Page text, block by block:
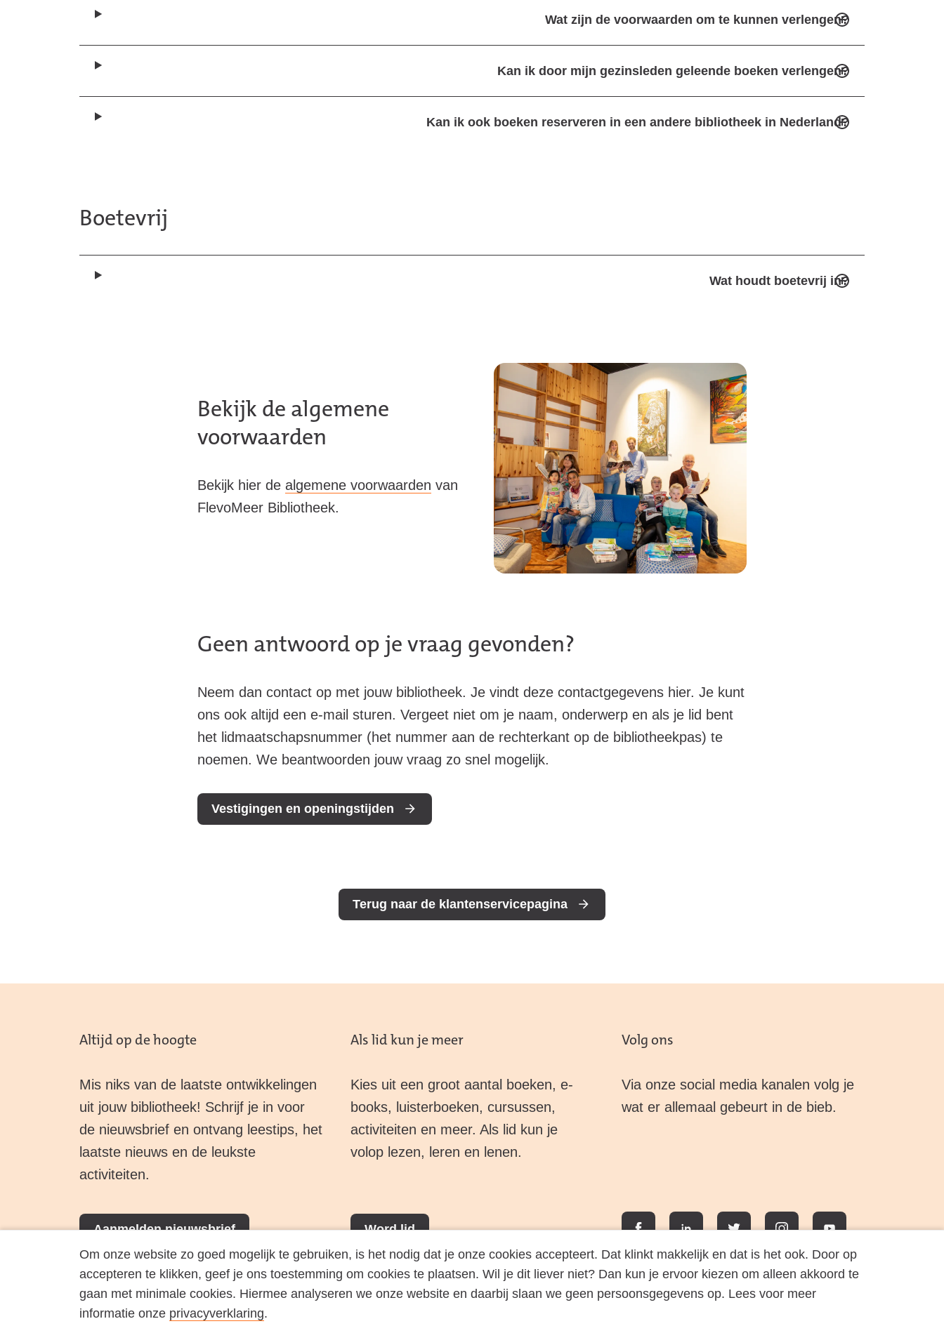
Om onze website zo goed mogelijk te gebruiken, is het nodig dat je onze cookies accepteert. Dat klinkt makkelijk en dat is het ook. Door op
accepteren te klikken, geef je ons toestemming om cookies te plaatsen. Wil je dit liever niet? Dan kun je ervoor kiezen om alleen akkoord te
gaan met minimale cookies. Hiermee analyseren we onze website en daarbij slaan we geen persoonsgegevens op. Lees voor meer
informatie onze privacyverklaring.
Wat zijn de voorwaarden om te kunnen verlengen?
Kan ik door mijn gezinsleden geleende boeken verlengen?
Kan ik ook boeken reserveren in een andere bibliotheek in Nederland?
Boetevrij
Wat houdt boetevrij in?
Bekijk de algemene
voorwaarden
Bekijk hier de algemene voorwaarden van
FlevoMeer Bibliotheek.
Geen antwoord op je vraag gevonden?
Neem dan contact op met jouw bibliotheek. Je vindt deze contactgegevens hier. Je kunt
ons ook altijd een e-mail sturen. Vergeet niet om je naam, onderwerp en als je lid bent
het lidmaatschapsnummer (het nummer aan de rechterkant op de bibliotheekpas) te
noemen. We beantwoorden jouw vraag zo snel mogelijk.
Vestigingen en openingstijden
Terug naar de klantenservicepagina
Altijd op de hoogte
Mis niks van de laatste ontwikkelingen
uit jouw bibliotheek! Schrijf je in voor
de nieuwsbrief en ontvang leestips, het
laatste nieuws en de leukste
activiteiten.
Aanmelden nieuwsbrief
Als lid kun je meer
Kies uit een groot aantal boeken, e-
books, luisterboeken, cursussen,
activiteiten en meer. Als lid kun je
volop lezen, leren en lenen.
Word lid
Volg ons
Via onze social media kanalen volg je
wat er allemaal gebeurt in de bieb.
FacebookLinkedInTwitter InstagramYouTube